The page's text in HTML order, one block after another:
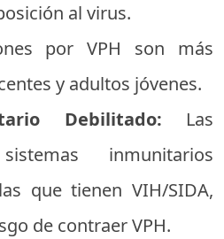
al virus.
por VPH son más
y adultos jóvenes.
Debilitado: Las
inmunitarios
que tienen VIH/SIDA,
de contraer VPH.